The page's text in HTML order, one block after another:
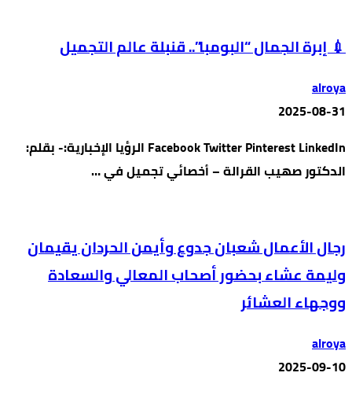
💉 إبرة الجمال “البومبا”.. قنبلة عالم التجميل
alroya
2025-08-31
Facebook Twitter Pinterest LinkedIn الرؤيا الإخبارية:- بقلم:
الدكتور صهيب القرالة – أخصائي تجميل في …
رجال الأعمال شعبان جدوع وأيمن الحردان يقيمان
وليمة عشاء بحضور أصحاب المعالي والسعادة
ووجهاء العشائر
alroya
2025-09-10